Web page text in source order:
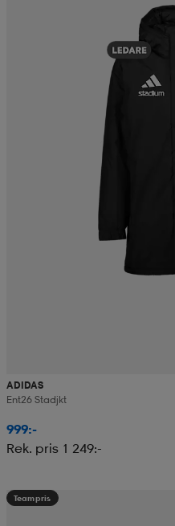
ADIDAS
Ent26 Stadjkt
999:-
Rek. pris 1 249:-
Teampris